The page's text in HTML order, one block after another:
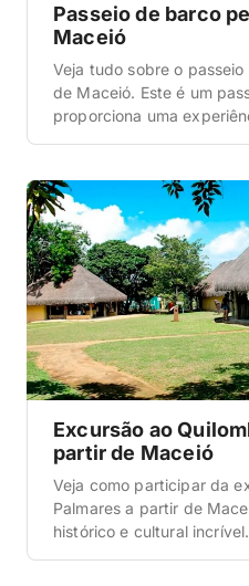
Passeio de barco
Maceió
Veja tudo sobre o
de Maceió. Este é um
proporciona uma
apresentar onde está
as Nove Ilhas. E, entenda
Excursão ao
partir de Maceió
Veja como participar da
Palmares a partir de
histórico e cultural